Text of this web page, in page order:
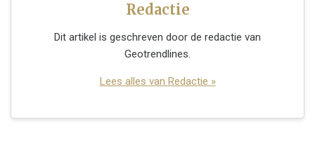
Redactie
Dit artikel is geschreven door de redactie van
Geotrendlines.
Lees alles van Redactie »